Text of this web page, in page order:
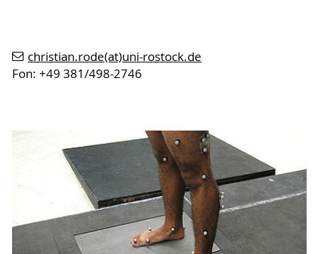
christian.rode(at)uni-rostock.de
Fon: +49 381/498-2746